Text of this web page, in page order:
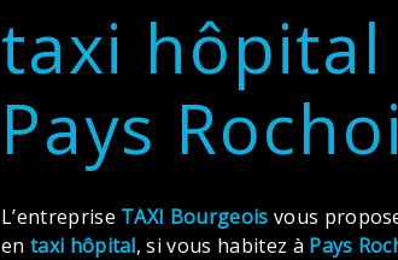
taxi hôpital
Pays
L’entreprise TAXI Bourgeois vous
en taxi hôpital, si vous habitez à Pays